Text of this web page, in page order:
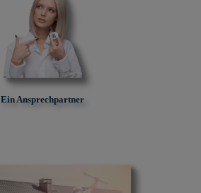
Ein Ansprechpartner